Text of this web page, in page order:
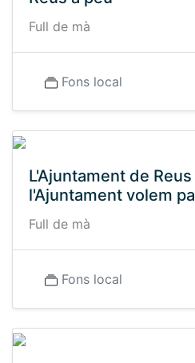
Full de mà
Fons local
L'Ajuntament de
l'Ajuntament volem
Full de mà
Fons local